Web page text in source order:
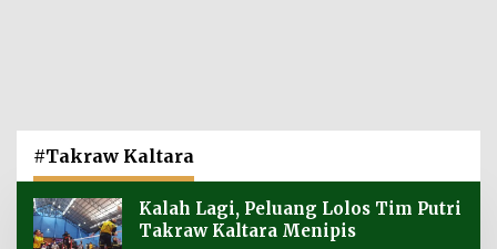
#Takraw Kaltara
Kalah Lagi, Peluang Lolos Tim Putri
Takraw Kaltara Menipis